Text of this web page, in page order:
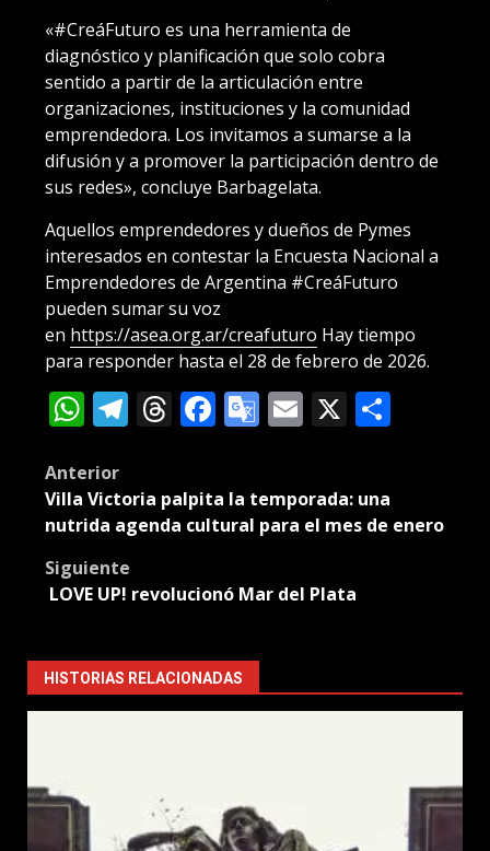
«#CreáFuturo es una herramienta de
diagnóstico y planificación que solo cobra
sentido a partir de la articulación entre
organizaciones, instituciones y la comunidad
emprendedora. Los invitamos a sumarse a la
difusión y a promover la participación dentro de
sus redes», concluye Barbagelata.
Aquellos emprendedores y dueños de Pymes
interesados en contestar la Encuesta Nacional a
Emprendedores de Argentina #CreáFuturo
pueden sumar su voz
en https://asea.org.ar/creafuturo Hay tiempo
para responder hasta el 28 de febrero de 2026.
WhatsApp
Telegram
Threads
Facebook
Google
Email
X
Post
navigation
Anterior
Villa Victoria palpita la temporada: una
nutrida agenda cultural para el mes de enero
Siguiente
LOVE UP! revolucionó Mar del Plata
HISTORIAS RELACIONADAS